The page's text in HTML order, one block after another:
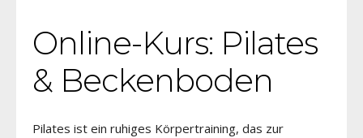
Online-Kurs: Pilates
& Beckenboden
Pilates ist ein ruhiges Körpertraining, das zur